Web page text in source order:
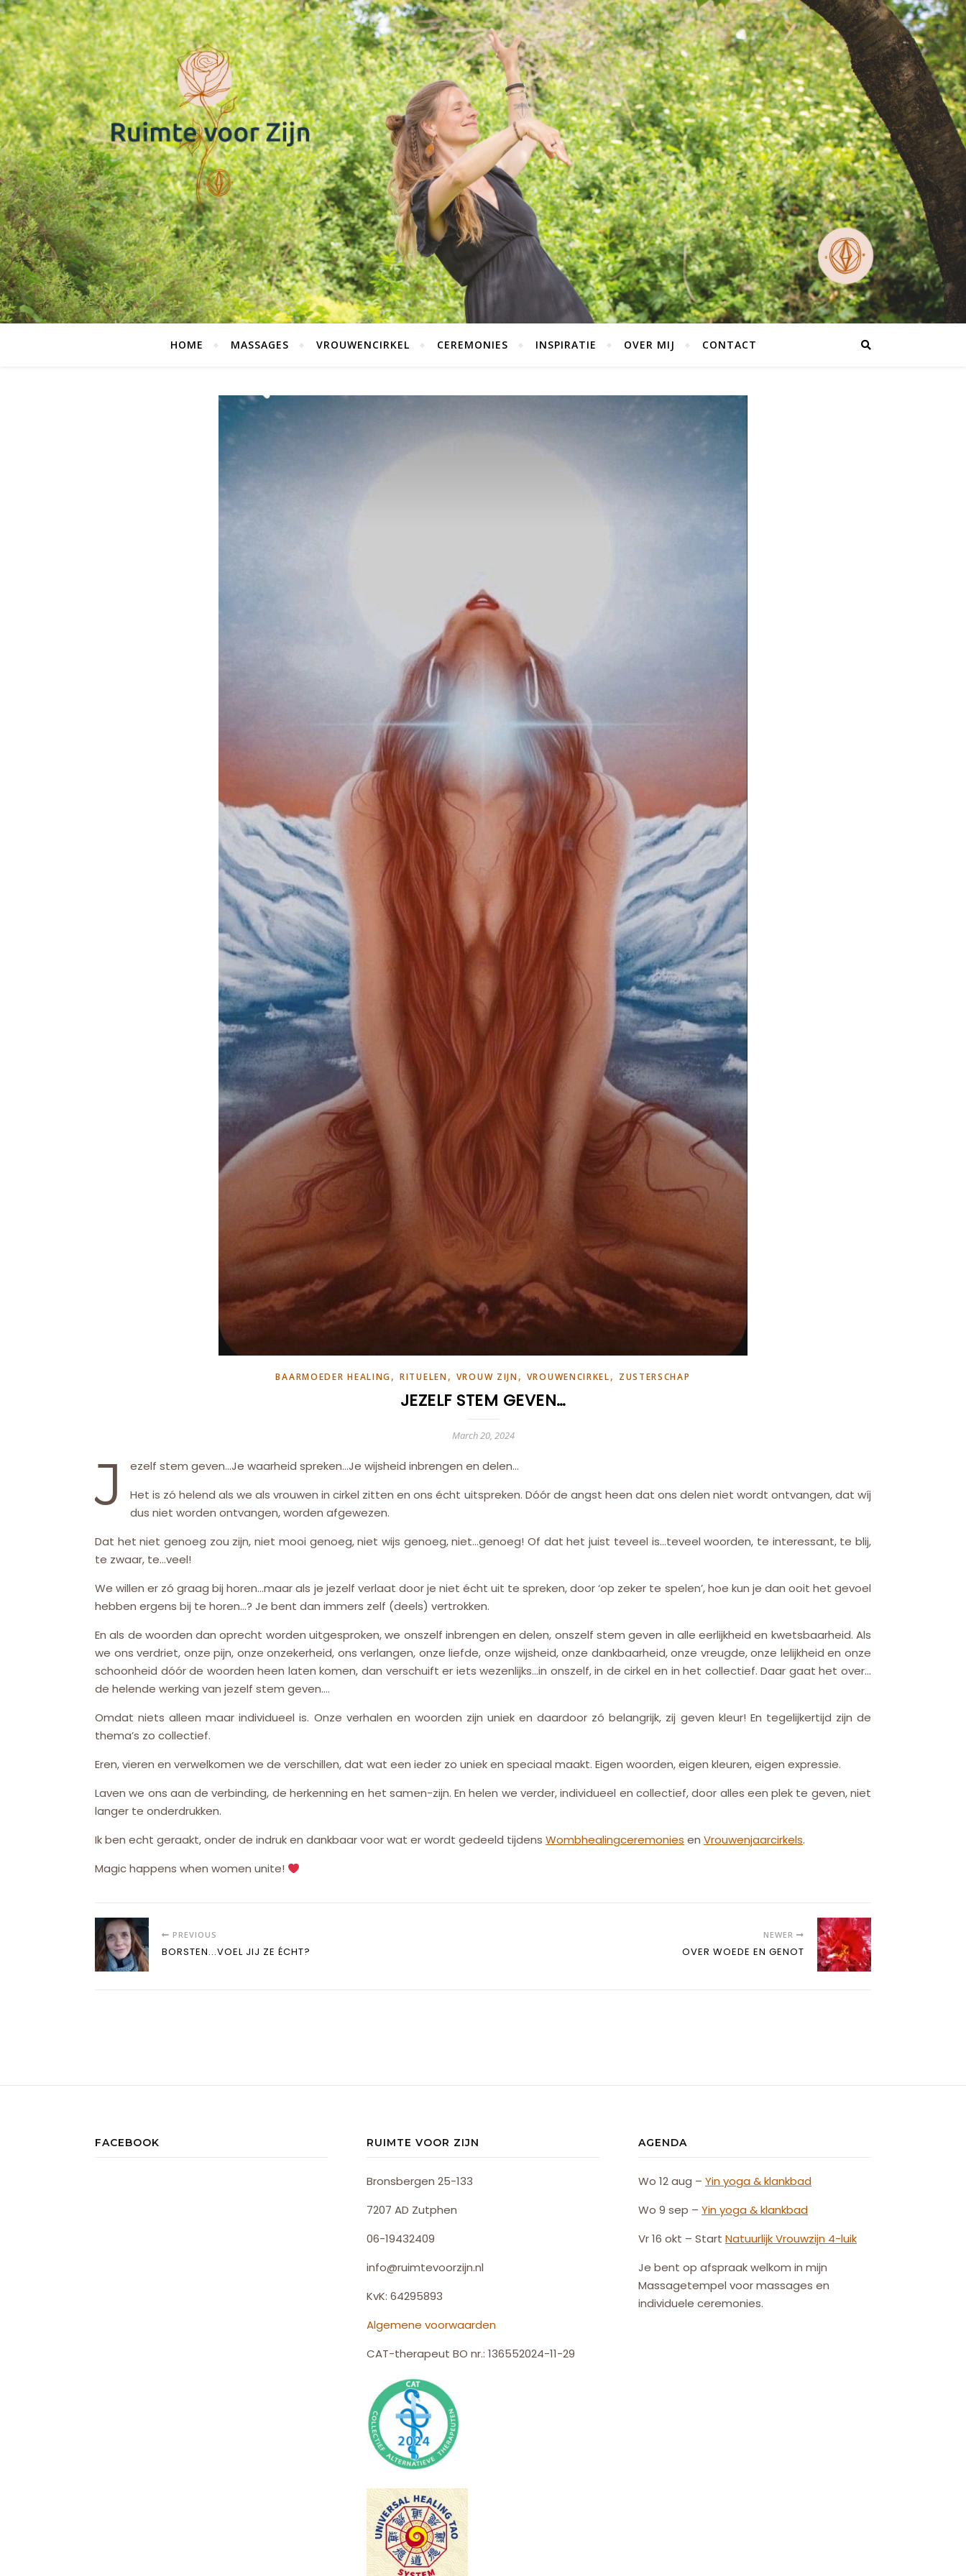
HOME MASSAGES VROUWENCIRKEL CEREMONIES INSPIRATIE OVER MIJ CONTACT
BAARMOEDER HEALING,RITUELEN, VROUW ZIJN, VROUWENCIRKEL, ZUSTERSCHAP
JEZELF STEM GEVEN…
March 20, 2024
J
ezelf stem geven…Je waarheid spreken…Je wijsheid inbrengen en delen…
Het is zó helend als we als vrouwen in cirkel zitten en ons écht uitspreken. Dóór de angst heen dat ons delen niet wordt ontvangen, dat wíj
dus niet worden ontvangen, worden afgewezen.
Dat het niet genoeg zou zijn, niet mooi genoeg, niet wijs genoeg, niet…genoeg! Of dat het juist teveel is…teveel woorden, te interessant, te blij,
te zwaar, te…veel!
We willen er zó graag bij horen…maar als je jezelf verlaat door je niet écht uit te spreken, door ‘op zeker te spelen’, hoe kun je dan ooit het gevoel
hebben ergens bij te horen…? Je bent dan immers zelf (deels) vertrokken.
En als de woorden dan oprecht worden uitgesproken, we onszelf inbrengen en delen, onszelf stem geven in alle eerlijkheid en kwetsbaarheid. Als
we ons verdriet, onze pijn, onze onzekerheid, ons verlangen, onze liefde, onze wijsheid, onze dankbaarheid, onze vreugde, onze lelijkheid en onze
schoonheid dóór de woorden heen laten komen, dan verschuift er iets wezenlijks…in onszelf, in de cirkel en in het collectief. Daar gaat het over…
de helende werking van jezelf stem geven….
Omdat niets alleen maar individueel is. Onze verhalen en woorden zijn uniek en daardoor zó belangrijk, zij geven kleur! En tegelijkertijd zijn de
thema’s zo collectief.
Eren, vieren en verwelkomen we de verschillen, dat wat een ieder zo uniek en speciaal maakt. Eigen woorden, eigen kleuren, eigen expressie.
Laven we ons aan de verbinding, de herkenning en het samen-zijn. En helen we verder, individueel en collectief, door alles een plek te geven, niet
langer te onderdrukken.
Ik ben echt geraakt, onder de indruk en dankbaar voor wat er wordt gedeeld tijdens Wombhealingceremonies en Vrouwenjaarcirkels.
Magic happens when women unite!
PREVIOUS
BORSTEN...VOEL JIJ ZE ÉCHT?
NEWER
OVER WOEDE EN GENOT
FACEBOOK RUIMTE VOOR ZIJN
Bronsbergen 25-133
7207 AD Zutphen
06-19432409
info@ruimtevoorzijn.nl
KvK: 64295893
Algemene voorwaarden
CAT-therapeut BO nr.: 136552024-11-29
AGENDA
Wo 12 aug – Yin yoga & klankbad
Wo 9 sep – Yin yoga & klankbad
Vr 16 okt – Start NatuurlijkVrouwzijn 4-luik
Je bent op afspraak welkom in mijn
Massagetempel voor massages en
individuele ceremonies.